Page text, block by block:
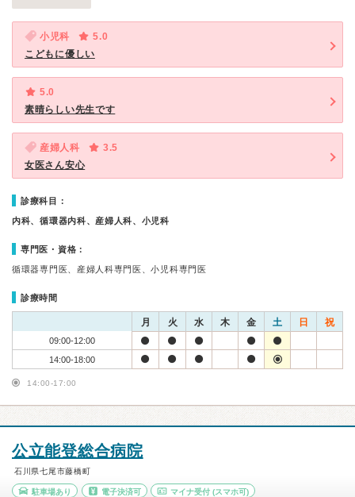
小児科
5.0
こどもに優しい
5.0
素晴らしい先生です
産婦人科
3.5
女医さん安心
診療科目：
内科、循環器内科、産婦人科、小児科
専門医・資格：
循環器専門医、産婦人科専門医、小児科専門医
診療時間
月 火 水 木 金 土 日 祝
09:00-12:00
14:00-18:00
14:00-17:00
公立能登総合病院
石川県七尾市藤橋町
駐車場あり 電子決済可 マイナ受付 (スマホ可)